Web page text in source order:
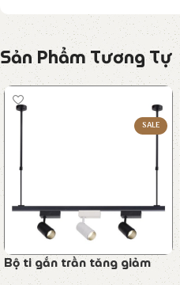
Sản Phẩm Tương Tự
SALE
Bộ ti gắn trần tăng giảm